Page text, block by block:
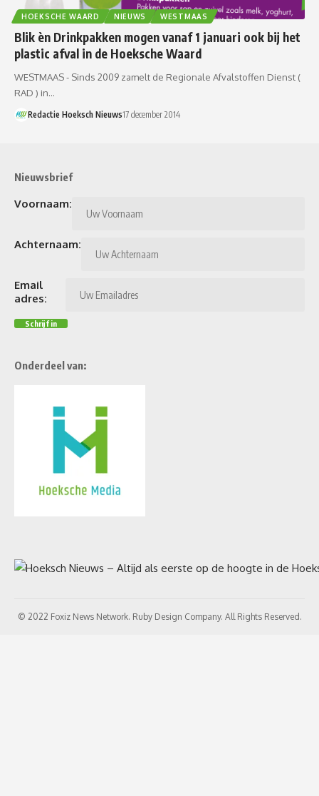
HOEKSCHE WAARD NIEUWS WESTMAAS
Blik èn Drinkpakken mogen vanaf 1 januari ook bij het
plastic afval in de Hoeksche Waard
WESTMAAS - Sinds 2009 zamelt de Regionale Afvalstoffen Dienst (
RAD ) in…
Redactie Hoeksch Nieuws17 december 2014
Nieuwsbrief
Voornaam:
Achternaam:
Email
adres:
Onderdeel van:
© 2022 Foxiz News Network. Ruby Design Company. All Rights Reserved.